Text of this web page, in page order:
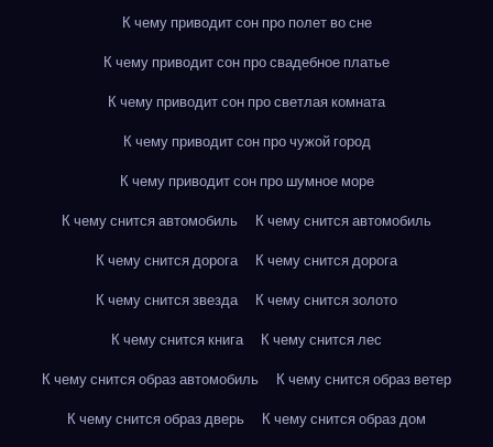
К чему приводит сон про полет во сне
К чему приводит сон про свадебное платье
К чему приводит сон про светлая комната
К чему приводит сон про чужой город
К чему приводит сон про шумное море
К чему снится автомобиль
К чему снится автомобиль
К чему снится дорога
К чему снится дорога
К чему снится звезда
К чему снится золото
К чему снится книга
К чему снится лес
К чему снится образ автомобиль
К чему снится образ ветер
К чему снится образ дверь
К чему снится образ дом